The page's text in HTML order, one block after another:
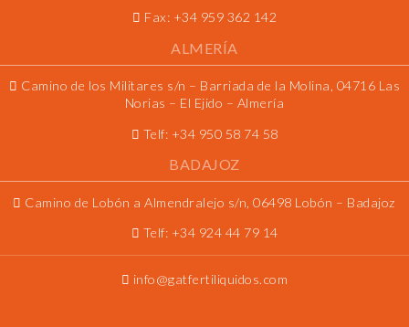
Fax: +34 959 362 142
ALMERÍA
Camino de los Militares s/n – Barriada de la Molina, 04716 Las
Norias – El Ejido – Almería
Telf: +34 950 58 74 58
BADAJOZ
Camino de Lobón a Almendralejo s/n, 06498 Lobón – Badajoz
Telf: +34 924 44 79 14
info@gatfertiliquidos.com